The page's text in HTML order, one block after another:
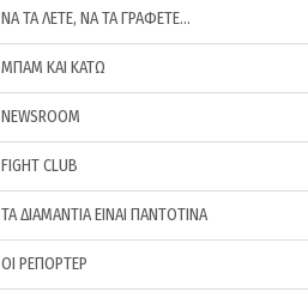
ΝΑ ΤΑ ΛΕΤΕ, ΝΑ ΤΑ ΓΡΑΦΕΤΕ…
ΜΠΑΜ ΚΑΙ ΚΑΤΩ
NEWSROOM
FIGHT CLUB
ΤΑ ΔΙΑΜΑΝΤΙΑ ΕΙΝΑΙ ΠΑΝΤΟΤΙΝΑ
ΟΙ ΡΕΠΟΡΤΕΡ